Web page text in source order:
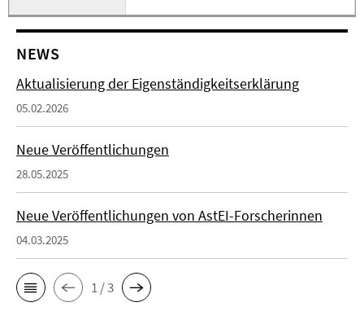
NEWS
Aktualisierung der Eigenständigkeitserklärung
05.02.2026
Neue Veröffentlichungen
28.05.2025
Neue Veröffentlichungen von AstEI-Forscherinnen
04.03.2025
1 / 3